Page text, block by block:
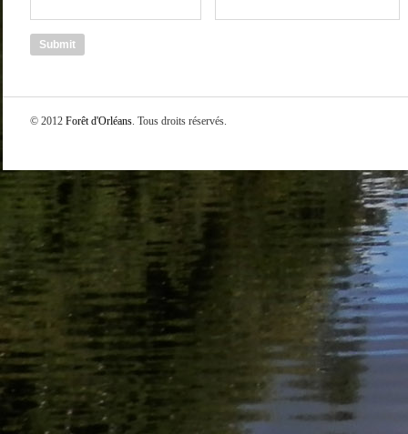
© 2012 Forêt d'Orléans. Tous droits réservés.